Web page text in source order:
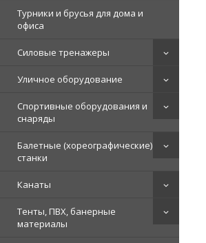
Турники и брусья для дома и
офиса
Силовые тренажеры
Уличное оборудование
Спортивные оборудования и
снаряды
Балетные (хореографические)
станки
Канаты
Тенты, ПВХ, банерные
материалы